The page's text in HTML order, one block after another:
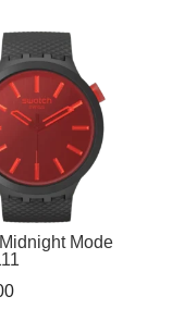
Mode